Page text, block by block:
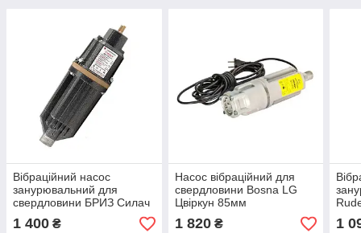
Вібраційний насос
занурювальний для
свердловини БРИЗ Силач
БВ-16-63-У5 900 Вт
1 400 ₴
Насос вібраційний для
свердловини Bosna LG
Цвіркун 85мм
1 820₴ 1